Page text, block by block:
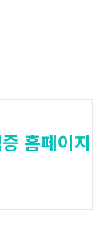
홈페이지